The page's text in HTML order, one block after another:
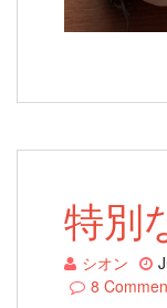
特別
シオン
8